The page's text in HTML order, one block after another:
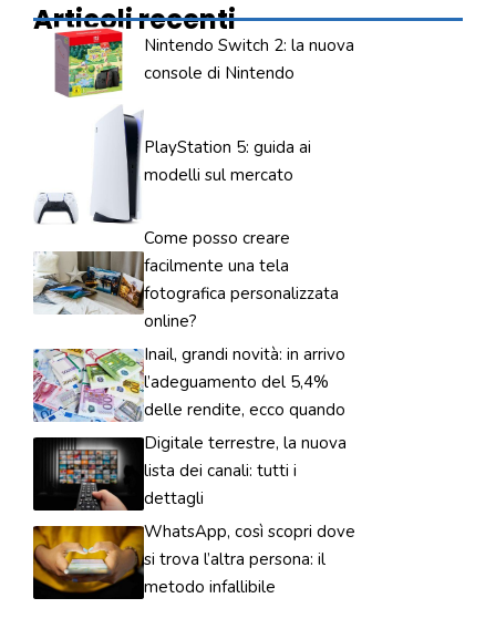
Articoli recenti
Nintendo Switch 2: la nuova
console di Nintendo
PlayStation 5: guida ai
modelli sul mercato
Come posso creare
facilmente una tela
fotografica personalizzata
online?
Inail, grandi novità: in arrivo
l’adeguamento del 5,4%
delle rendite, ecco quando
Digitale terrestre, la nuova
lista dei canali: tutti i
dettagli
WhatsApp, così scopri dove
si trova l’altra persona: il
metodo infallibile